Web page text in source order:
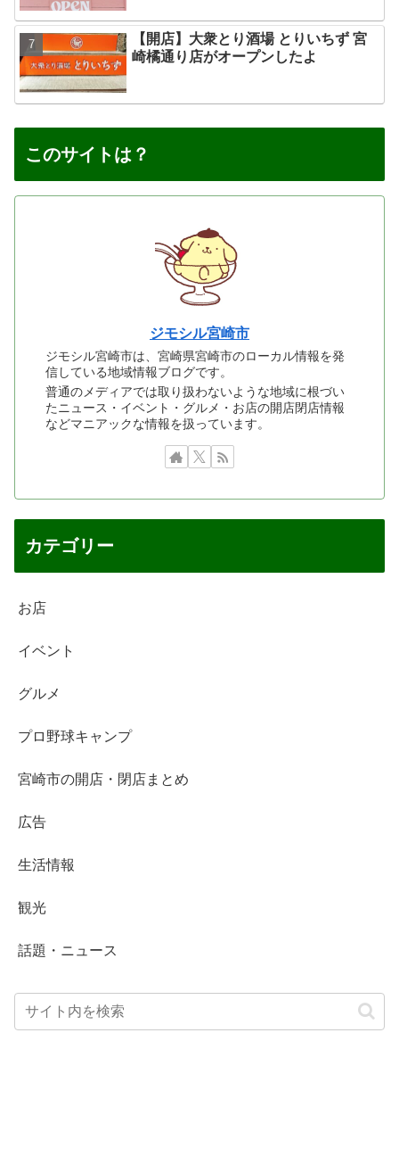
【開店】大衆とり酒場 とりいちず 宮
崎橘通り店がオープンしたよ
このサイトは？
ジモシル宮崎市
ジモシル宮崎市は、宮崎県宮崎市のローカル情報を発
信している地域情報ブログです。
普通のメディアでは取り扱わないような地域に根づい
たニュース・イベント・グルメ・お店の開店閉店情報
などマニアックな情報を扱っています。
カテゴリー
お店
イベント
グルメ
プロ野球キャンプ
宮崎市の開店・閉店まとめ
広告
生活情報
観光
話題・ニュース